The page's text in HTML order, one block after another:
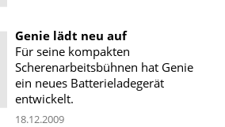
Genie lädt neu auf
Für seine kompakten
Scherenarbeitsbühnen hat Genie
ein neues Batterieladegerät
entwickelt.
18.12.2009